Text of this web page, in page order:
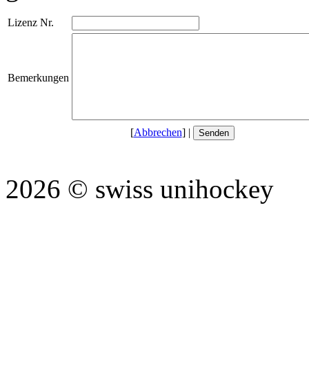
Lizenz Nr.
Bemerkungen
[Abbrechen] |
2026 © swiss unihockey